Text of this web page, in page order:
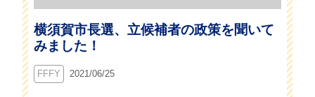
横須賀市長選、立候補者の政策を聞いて
みました！
FFFY 2021/06/25